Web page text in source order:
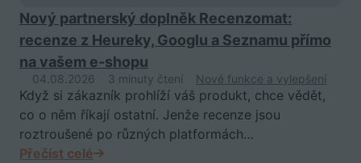
Nový partnerský doplněk Recenzomat:
recenze z Heureky, Googlu a Seznamu přímo
na vašem e-shopu
04.08.2026 3 minuty čtení Nové funkce a vylepšení
Když si zákazník prohlíží váš produkt, chce vědět,
co o něm říkají ostatní. Jenže recenze jsou
roztroušené po různých platformách…
Přečíst celé